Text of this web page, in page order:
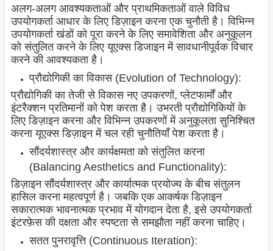
अलग-अलग आवश्यकताओं और प्राथमिकताओं वाले विविध
उपयोगकर्ता आधार के लिए डिज़ाइन करना एक चुनौती है। विभिन्न
उपयोगकर्ता खंडों को पूरा करने के लिए समावेशिता और अनुकूलन
को संतुलित करने के लिए यूएक्स डिजाइन में सावधानीपूर्वक विचार
करने की आवश्यकता है।
प्रौद्योगिकी का विकास (Evolution of Technology):
प्रौद्योगिकी का तेजी से विकास नए उपकरणों, प्लेटफार्मों और
इंटरैक्शन प्रतिमानों को पेश करता है। उभरती प्रौद्योगिकियों के
लिए डिज़ाइन करना और विभिन्न उपकरणों में अनुकूलता सुनिश्चित
करना यूएक्स डिज़ाइन में चल रही चुनौतियाँ पेश करता है।
सौंदर्यशास्त्र और कार्यक्षमता को संतुलित करना
(Balancing Aesthetics and Functionality):
डिज़ाइन सौंदर्यशास्त्र और कार्यात्मक प्रयोज्य के बीच संतुलन
हासिल करना महत्वपूर्ण है। जबकि एक आकर्षक डिज़ाइन
सकारात्मक भावनात्मक प्रभाव में योगदान देता है, इसे उपयोगकर्ता
इंटरफ़ेस की दक्षता और स्पष्टता से समझौता नहीं करना चाहिए।
सतत पुनरावृत्ति (Continuous Iteration):